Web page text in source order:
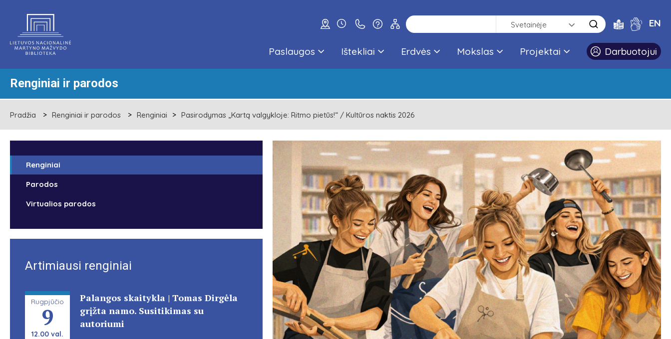
Svetainėje EN
Paslaugos Ištekliai Erdvės Mokslas Projektai Darbuotojui
Renginiai ir parodos
Pradžia Renginiai ir parodos Renginiai Pasirodymas „Kartą valgykloje: Ritmo pietūs!“ / Kultūros naktis 2026
Renginiai
Parodos
Virtualios parodos
Artimiausi renginiai
Rugpjūčio
9
12.00 val.
Palangos skaitykla | Tomas Dirgėla
grįžta namo. Susitikimas su
autoriumi